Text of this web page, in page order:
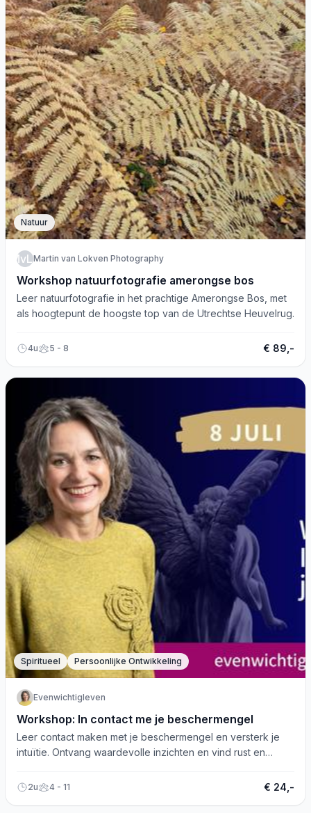
Natuur
MvLPMartin van Lokven Photography
Workshop natuurfotografie amerongse bos
Leer natuurfotografie in het prachtige Amerongse Bos, met
als hoogtepunt de hoogste top van de Utrechtse Heuvelrug.
4u 5 - 8 € 89,-
Spiritueel Persoonlijke Ontwikkeling
Evenwichtigleven
Workshop: In contact me je beschermengel
Leer contact maken met je beschermengel en versterk je
intuïtie. Ontvang waardevolle inzichten en vind rust en
2u 4 - 11 € 24,-